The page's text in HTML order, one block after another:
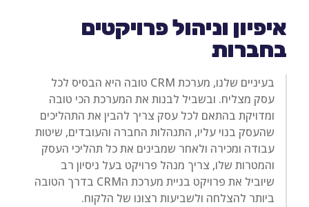
איפיון וניהול פרויקטים
בחברות
בעיניים שלנו, מערכת CRM טובה היא הבסיס לכל
עסק מצליח. ובשביל לבנות את המערכת הכי טובה
ומדויקת בהתאם לכל עסק צריך להבין את התהליכים
שהעסק בנוי עליו, התנהלות החברה והעובדים, שיטות
עבודה ומכירה ולאחר שמבינים את כל תהליכי העסק
והמטרות שלו, צריך מנהל פרויקט בעל ניסיון רב
שיוביל את פרויקט בניית מערכת הCRM בדרך הטובה
ביותר להצלחה ולשביעות רצונו של הלקוח.